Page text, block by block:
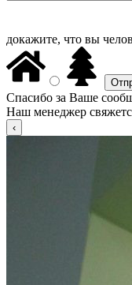
докажите, что вы
Спасибо за Ваше
Наш менеджер